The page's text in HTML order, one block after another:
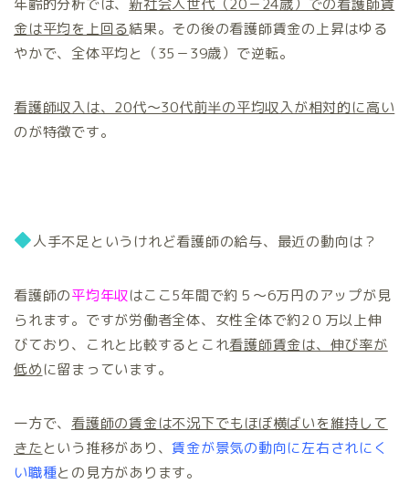
年齢的分析では、新社会人世代（20－24歳）での看護師賃
金は平均を上回る結果。その後の看護師賃金の上昇はゆる
やかで、全体平均と（35－39歳）で逆転。
看護師収入は、20代～30代前半の平均収入が相対的に高い
のが特徴です。
◆人手不足というけれど看護師の給与、最近の動向は？
看護師の平均年収はここ5年間で約５～6万円のアップが見
られます。ですが労働者全体、女性全体で約2０万以上伸
びており、これと比較するとこれ看護師賃金は、伸び率が
低めに留まっています。
一方で、 看護師の賃金は不況下でもほぼ横ばいを維持して
きたという推移があり、賃金が景気の動向に左右されにく
い職種との見方があります。